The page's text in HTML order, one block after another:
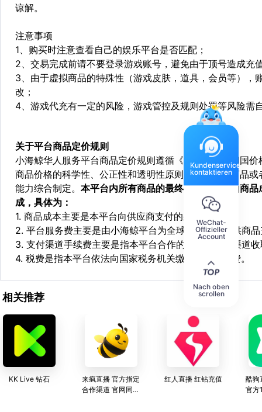
谅解。
注意事项
1、购买时注意查看自己的娱乐平台是否匹配；
2、交易完成前请不要登录游戏账号，避免由于顶号造成充
3、由于虚拟商品的特殊性（游戏皮肤，道具，会员等）
改；
4、游戏代充有一定的风险，游戏管控及规则处罚等风险需
关于平台商品定价规则
小海鲸华人服务平台商品定价规则遵循《中华人民共和国
商品价格的科学性、公正性和透明性原则，依据相关商品
能力综合制定。 本平台内所有商品的最终销售价格均由商
成，具体为：
1. 商品成本主要是本平台向供应商支付的采购成本；
2. 平台服务费主要是由小海鲸平台为全球华人用户提供商
3. 支付渠道手续费主要是指本平台合作的第三方支付渠道
4. 税费是指本平台依法向国家税务机关缴纳的各项税费。
相关推荐
KK Live 钻石
来疯直播 官方指定
合作渠道 官网同价
红人直播 红钻充值
酷狗
官方
Kundenservice
kontaktieren
WeChat-
Offizieller
Account
Nach oben
scrollen